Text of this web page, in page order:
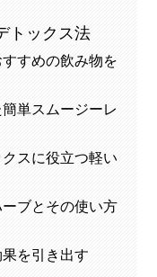
トックス法
すめの飲み物を
単スムージーレ
スに役立つ軽い
ブとその使い方
を引き出す